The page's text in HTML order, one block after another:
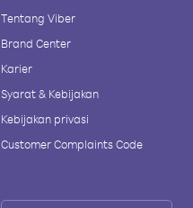
Tentang Viber
Brand Center
Karier
Syarat & Kebijakan
Kebijakan privasi
Customer Complaints Code